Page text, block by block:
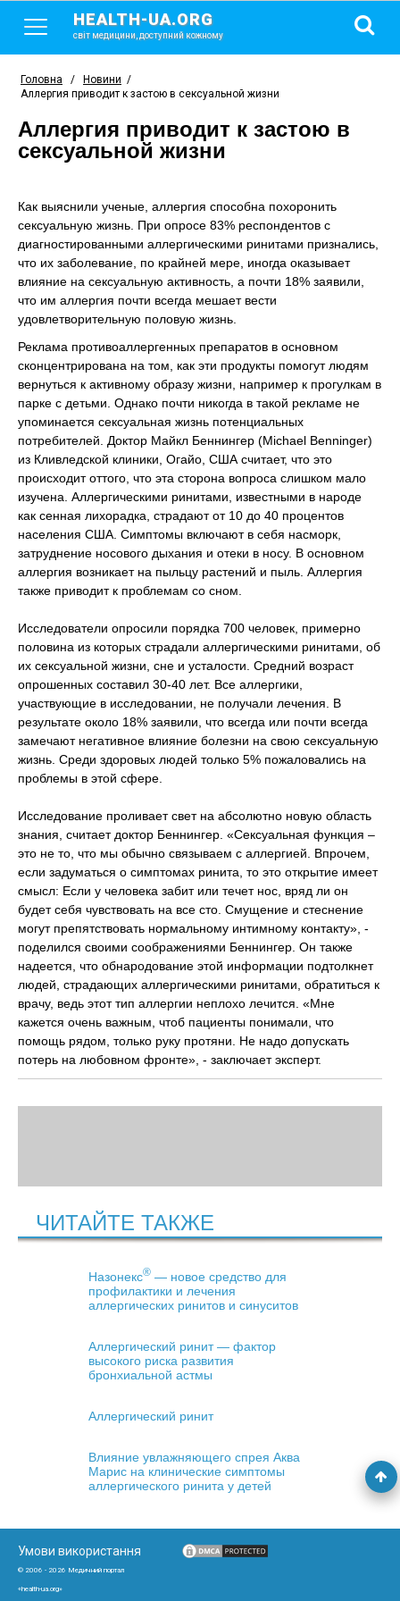
HEALTH-UA.ORG
світ медицини, доступний кожному
Головна / Новини /
Аллергия приводит к застою в сексуальной жизни
Аллергия приводит к застою в
сексуальной жизни
Как выяснили ученые, аллергия способна похоронить
сексуальную жизнь. При опросе 83% респондентов с
диагностированными аллергическими ринитами признались,
что их заболевание, по крайней мере, иногда оказывает
влияние на сексуальную активность, а почти 18% заявили,
что им аллергия почти всегда мешает вести
удовлетворительную половую жизнь.
Реклама противоаллергенных препаратов в основном
сконцентрирована на том, как эти продукты помогут людям
вернуться к активному образу жизни, например к прогулкам в
парке с детьми. Однако почти никогда в такой рекламе не
упоминается сексуальная жизнь потенциальных
потребителей. Доктор Майкл Беннингер (Michael Benninger)
из Кливледской клиники, Огайо, США считает, что это
происходит оттого, что эта сторона вопроса слишком мало
изучена. Аллергическими ринитами, известными в народе
как сенная лихорадка, страдают от 10 до 40 процентов
населения США. Симптомы включают в себя насморк,
затруднение носового дыхания и отеки в носу. В основном
аллергия возникает на пыльцу растений и пыль. Аллергия
также приводит к проблемам со сном.
Исследователи опросили порядка 700 человек, примерно
половина из которых страдали аллергическими ринитами, об
их сексуальной жизни, сне и усталости. Средний возраст
опрошенных составил 30-40 лет. Все аллергики,
участвующие в исследовании, не получали лечения. В
результате около 18% заявили, что всегда или почти всегда
замечают негативное влияние болезни на свою сексуальную
жизнь. Среди здоровых людей только 5% пожаловались на
проблемы в этой сфере.
Исследование проливает свет на абсолютно новую область
знания, считает доктор Беннингер. «Сексуальная функция –
это не то, что мы обычно связываем с аллергией. Впрочем,
если задуматься о симптомах ринита, то это открытие имеет
смысл: Если у человека забит или течет нос, вряд ли он
будет себя чувствовать на все сто. Смущение и стеснение
могут препятствовать нормальному интимному контакту», -
поделился своими соображениями Беннингер. Он также
надеется, что обнародование этой информации подтолкнет
людей, страдающих аллергическими ринитами, обратиться к
врачу, ведь этот тип аллергии неплохо лечится. «Мне
кажется очень важным, чтоб пациенты понимали, что
помощь рядом, только руку протяни. Не надо допускать
потерь на любовном фронте», - заключает эксперт.
ЧИТАЙТЕ ТАКЖЕ
Назонекс® — новое средство для
профилактики и лечения
аллергических ринитов и синуситов
Аллергический ринит — фактор
высокого риска развития
бронхиальной астмы
Аллергический ринит
Влияние увлажняющего спрея Аква
Марис на клинические симптомы
аллергического ринита у детей
Умови використання
© 2006 - 2026 Медичний портал
«health-ua.org»